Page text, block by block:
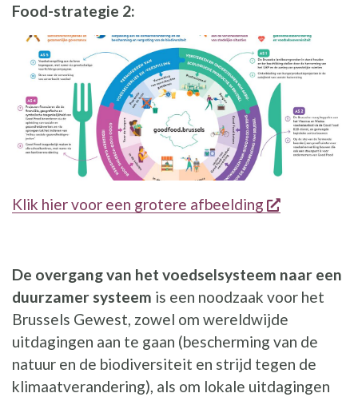
Food-strategie 2:
Klik hier voor een grotere afbeelding opent een
De overgang van het voedselsysteem naar een
duurzamer systeem is een noodzaak voor het
Brussels Gewest, zowel om wereldwijde
uitdagingen aan te gaan (bescherming van de
natuur en de biodiversiteit en strijd tegen de
klimaatverandering), als om lokale uitdagingen